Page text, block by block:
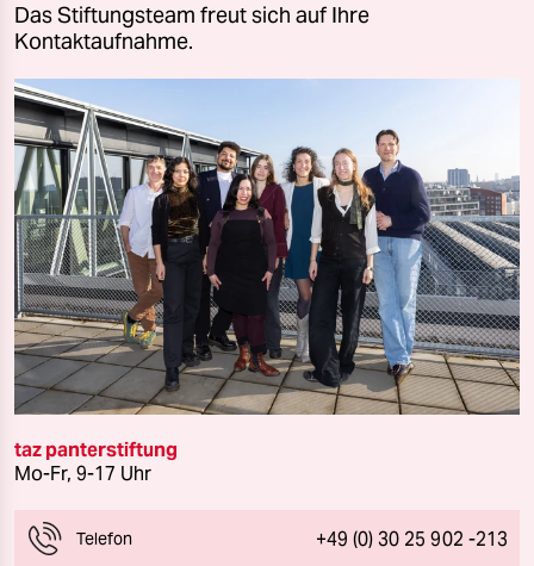
Das Stiftungsteam freut sich auf Ihre
Kontaktaufnahme.
taz panterstiftung
Mo-Fr, 9-17 Uhr
Telefon +49 (0) 30 25 902 -213